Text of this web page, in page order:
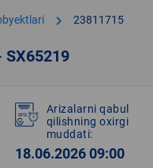
chevron_right 23811715
SX65219
Arizalarni qabul
qilishning oxirgi
muddati:
18.06.2026 09:00